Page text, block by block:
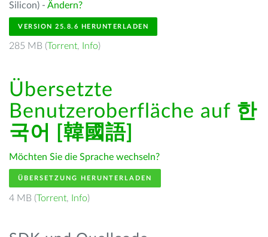
Silicon) - Ändern?
VERSION 25.8.6 HERUNTERLADEN
285 MB (Torrent, Info)
Übersetzte
Benutzeroberfläche auf 한
국어 [韓國語]
Möchten Sie die Sprache wechseln?
ÜBERSETZUNG HERUNTERLADEN
4 MB (Torrent, Info)